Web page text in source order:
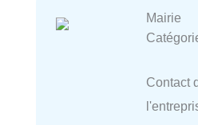
Mairie
Contact